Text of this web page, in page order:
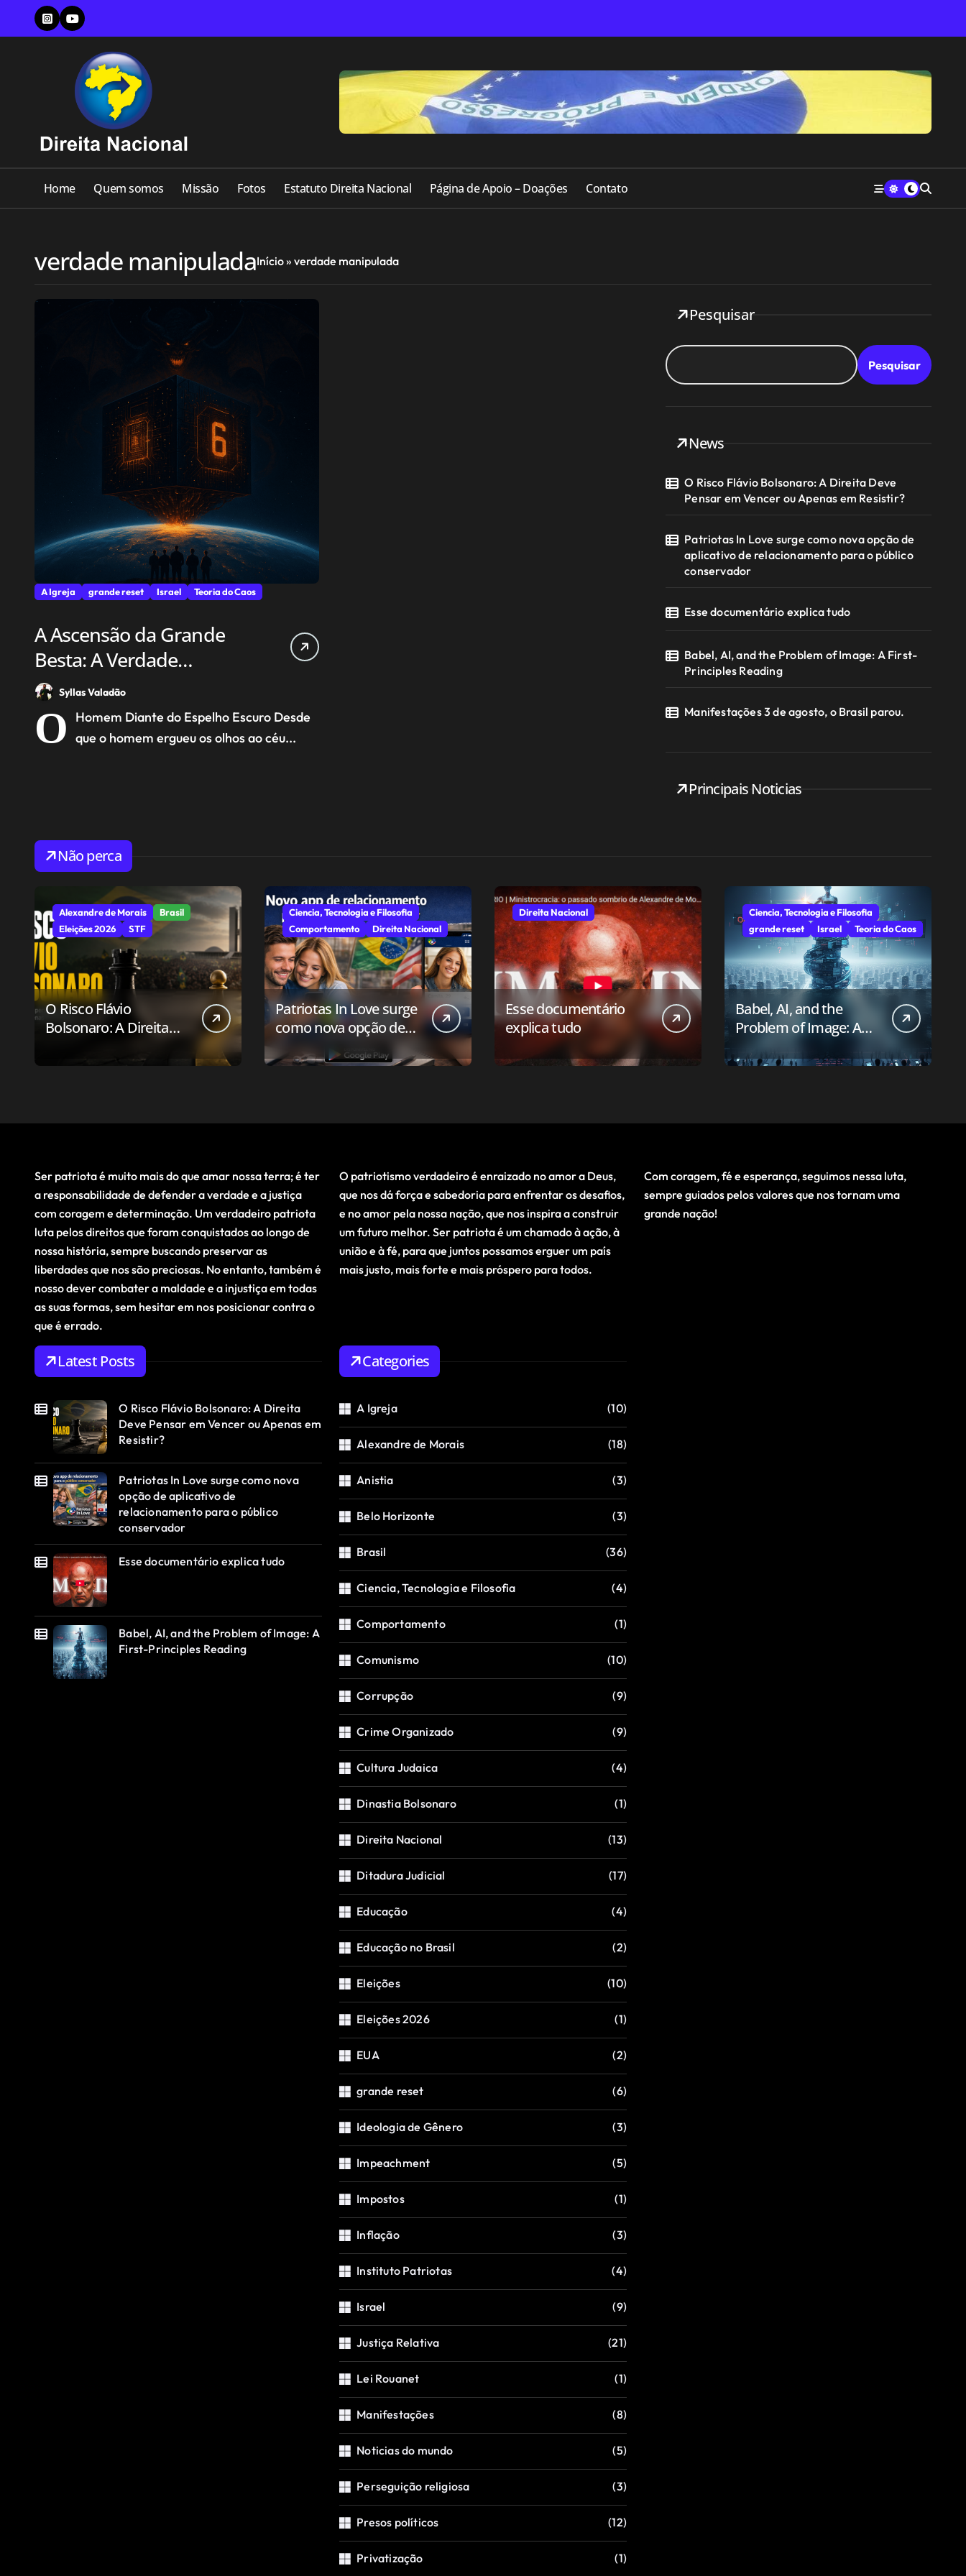
content
Home Quem somos Missão Fotos Estatuto Direita Nacional Página de Apoio – Doações Contato
verdade manipuladaInício» verdade manipulada
A Igreja grande reset Israel Teoria do Caos
A Ascensão da Grande
Besta: A Verdade
Fabricada pelo Homem
Syllas Valadão
O
Homem Diante do Espelho Escuro Desde
que o homem ergueu os olhos ao céu...
Pesquisar
Pesquisar
News
O Risco Flávio Bolsonaro: A Direita Deve
Pensar em Vencer ou Apenas em Resistir?
Patriotas In Love surge como nova opção de
aplicativo de relacionamento para o público
conservador
Esse documentário explica tudo
Babel, AI, and the Problem of Image: A First-
Principles Reading
Manifestações 3 de agosto, o Brasil parou.
Principais Noticias
Não perca
Alexandre de Morais
Brasil
Eleições 2026
STF
O Risco Flávio
Bolsonaro: A Direita
Vencer ou Apenas em
Ciencia, Tecnologia e Filosofia
Comportamento
Direita Nacional
Patriotas In Love surge
como nova opção de
aplicativo de
relacionamento para o
Direita Nacional
Esse documentário
explica tudo
Ciencia, Tecnologia e Filosofia
grande reset
Israel Teoria do Caos
Babel, AI, and the
Problem of Image: A
Ser patriota é muito mais do que amar nossa terra; é ter
a responsabilidade de defender a verdade e a justiça
com coragem e determinação. Um verdadeiro patriota
luta pelos direitos que foram conquistados ao longo de
nossa história, sempre buscando preservar as
liberdades que nos são preciosas. No entanto, também é
nosso dever combater a maldade e a injustiça em todas
as suas formas, sem hesitar em nos posicionar contra o
que é errado.
O patriotismo verdadeiro é enraizado no amor a Deus,
que nos dá força e sabedoria para enfrentar os desafios,
e no amor pela nossa nação, que nos inspira a construir
um futuro melhor. Ser patriota é um chamado à ação, à
união e à fé, para que juntos possamos erguer um país
mais justo, mais forte e mais próspero para todos.
Com coragem, fé e esperança, seguimos nessa luta,
sempre guiados pelos valores que nos tornam uma
grande nação!
Latest Posts
O Risco Flávio Bolsonaro: A Direita
Deve Pensar em Vencer ou Apenas em
Resistir?
Patriotas In Love surge como nova
opção de aplicativo de
relacionamento para o público
conservador
Esse documentário explica tudo
Babel, AI, and the Problem of Image: A
First-Principles Reading
Categories
A Igreja (10)
Alexandre de Morais (18)
Anistia (3)
Belo Horizonte (3)
Brasil (36)
Ciencia, Tecnologia e Filosofia (4)
Comportamento (1)
Comunismo (10)
Corrupção (9)
Crime Organizado (9)
Cultura Judaica (4)
Dinastia Bolsonaro (1)
Direita Nacional (13)
Ditadura Judicial (17)
Educação (4)
Educação no Brasil (2)
Eleições (10)
Eleições 2026 (1)
EUA (2)
grande reset (6)
Ideologia de Gênero (3)
Impeachment (5)
Impostos (1)
Inflação (3)
Instituto Patriotas (4)
Israel (9)
Justiça Relativa (21)
Lei Rouanet (1)
Manifestações (8)
Noticias do mundo (5)
Perseguição religiosa (3)
Presos políticos (12)
Privatização (1)